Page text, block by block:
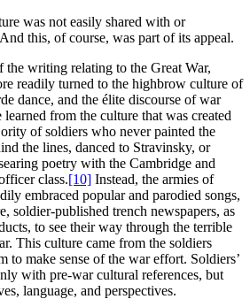
was not easily shared with or
this, of course, was part of its appeal.
writing relating to the Great War,
readily turned to the highbrow culture of
dance, and the élite discourse of war
from the culture that was created
of soldiers who never painted the
the lines, danced to Stravinsky, or
poetry with the Cambridge and
class.[10] Instead, the armies of
embraced popular and parodied songs,
soldier-published trench newspapers, as
to see their way through the terrible
This culture came from the soldiers
to make sense of the war effort. Soldiers’
with pre-war cultural references, but
language, and perspectives.